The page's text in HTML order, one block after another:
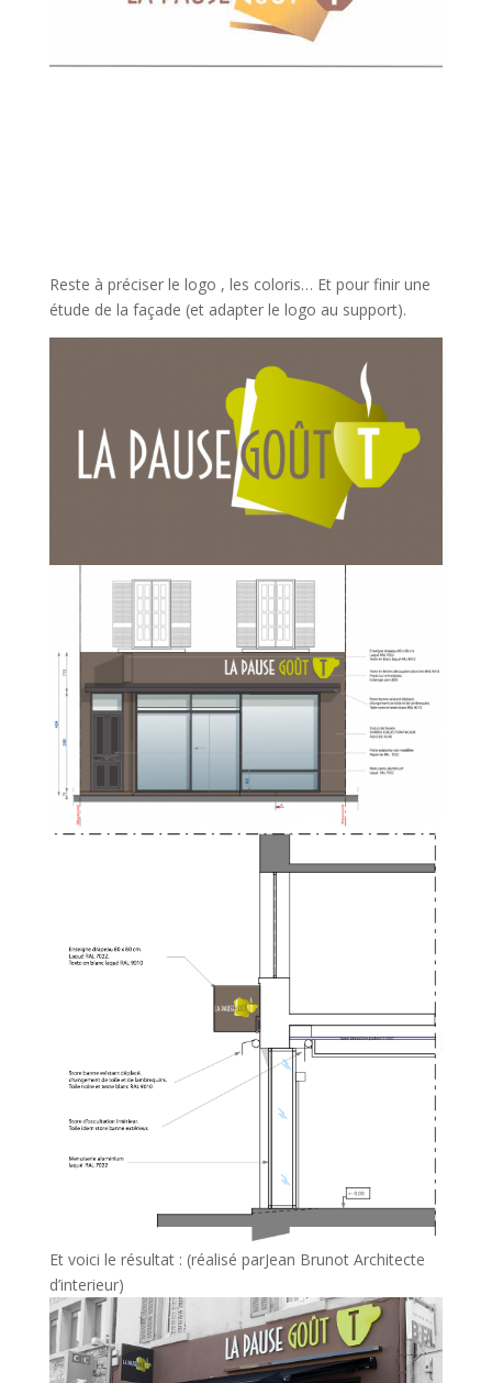
Reste à préciser le logo , les coloris… Et pour finir une
étude de la façade (et adapter le logo au support).
Et voici le résultat : (réalisé parJean Brunot Architecte
d’interieur)